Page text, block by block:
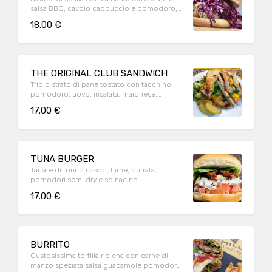
salsa BBQ, cavolo cappuccio e pomodoro,
18.00 €
THE ORIGINAL CLUB SANDWICH
Triplo strato di pane tostato con tacchino,
pomodoro, uovo, insalata, maionese,
17.00 €
TUNA BURGER
Tartare di tonno rosso , Lime, burrata,
pomodori semi dry e spinacino
17.00 €
BURRITO
Gustosissima tortilla ripiena con carne di
manzo speziata salsa guacamole pomodoro